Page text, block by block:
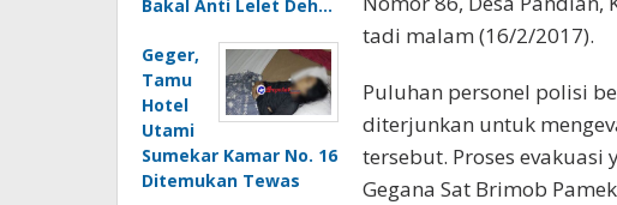
Bakal Anti Lelet Deh…
Geger,
Tamu
Hotel
Utami
Sumekar Kamar No. 16
Ditemukan Tewas
tadi malam (16/2/2017).
Puluhan personel polisi
diterjunkan untuk
tersebut. Proses
Gegana Sat Brimob